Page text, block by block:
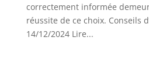
correctement informée
réussite de ce choix. Conseils
14/12/2024 Lire...